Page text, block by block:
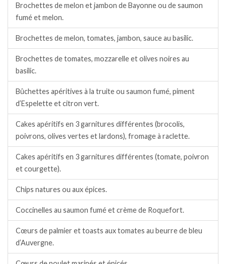
Brochettes de melon et jambon de Bayonne ou de saumon
fumé et melon.
Brochettes de melon, tomates, jambon, sauce au basilic.
Brochettes de tomates, mozzarelle et olives noires au
basilic.
Bûchettes apéritives à la truite ou saumon fumé, piment
d’Espelette et citron vert.
Cakes apéritifs en 3 garnitures différentes (brocolis,
poivrons, olives vertes et lardons), fromage à raclette.
Cakes apéritifs en 3 garnitures différentes (tomate, poivron
et courgette).
Chips natures ou aux épices.
Coccinelles au saumon fumé et crème de Roquefort.
Cœurs de palmier et toasts aux tomates au beurre de bleu
d’Auvergne.